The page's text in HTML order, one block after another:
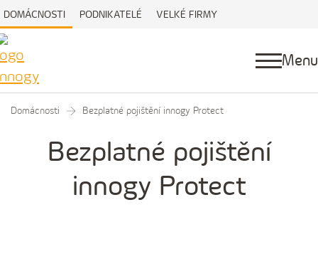
DOMÁCNOSTI PODNIKATELÉ VELKÉ FIRMY
Menu
Domácnosti Bezplatné pojištění innogy Protect
Bezplatné pojištění
innogy Protect